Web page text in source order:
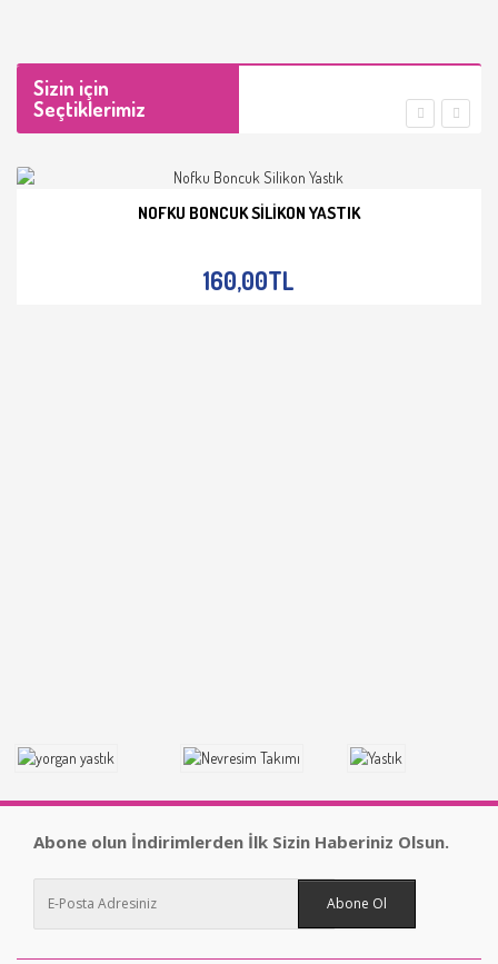
Sizin için
Seçtiklerimiz
NOFKU BONCUK SILIKON YASTIK
160,00TL
Abone olun İndirimlerden İlk Sizin Haberiniz Olsun.
Abone Ol